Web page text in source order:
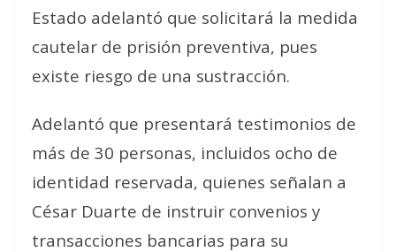
Estado adelantó que solicitará la medida
cautelar de prisión preventiva, pues
existe riesgo de una sustracción.
Adelantó que presentará testimonios de
más de 30 personas, incluidos ocho de
identidad reservada, quienes señalan a
César Duarte de instruir convenios y
transacciones bancarias para su